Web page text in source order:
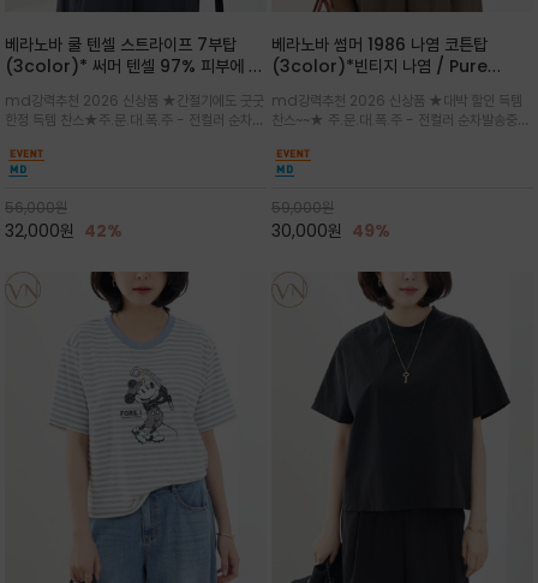
베라노바 쿨 텐셀 스트라이프 7부탑
(3color)* 써머 텐셀 97% 피부에 닿
소재
md강력추천 2026 신상품 ★간절기에도 굿굿
한정 득템 찬스★주.문.대.폭.주 - 전컬러 순차발
있는 드롭숄더와 7부 소매가 더해져 팔 라인을
자연스럽게 커버해주는 아이템/얇고 가벼운 터
치감으로 편안
56,000원
32,000원 42%
베라노바 썸머 1986 나염 코튼탑
(3color)*빈티지 나염 / Pure
어도 룩에 감도가 살아나는 베라노바 스
튜디오 티셔츠
md강력추천 2026 신상품 ★대박 할인 득템
찬스~~★ 주.문.대.폭.주 - 전컬러 순차발송중
유 있는 핏과 경쾌한 기장감이 자연스럽게 체형
을 커버/빈티지한 레터링 프린트가 은근한 포인
트가 되어 데님이나 린넨 팬츠와 감
59,000원
30,000원 49%